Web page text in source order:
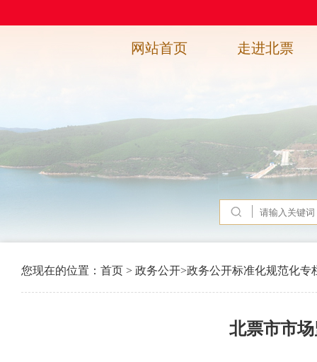
网站首页 走进北票
您现在的位置： 首页 > 政务公开>政务公开标准化规范化专
北票市市